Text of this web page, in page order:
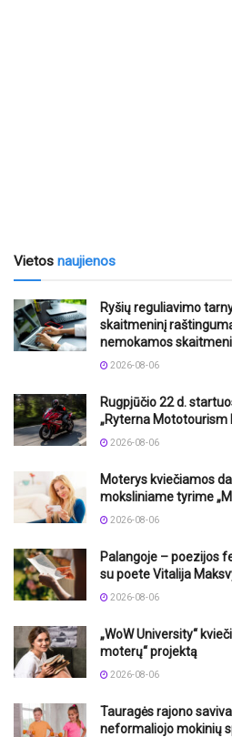
Vietos naujienos
Ryšių reguliavimo
skaitmeninį
nemokamos
2026-08-06
Rugpjūčio 22 d.
„Ryterna Mototourism
2026-08-06
Moterys kviečiamos
moksliniame tyrime
2026-08-06
Palangoje – poezijos
su poete Vitalija
2026-08-06
„WoW University“
moterų“ projektą
2026-08-06
Tauragės rajono
neformaliojo mokinių